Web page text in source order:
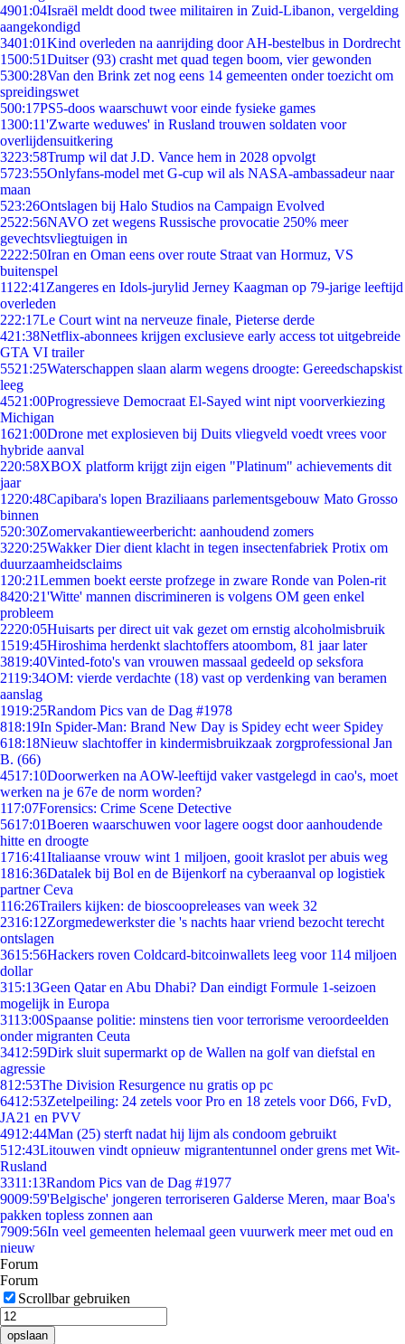
4901:04Israël meldt dood twee militairen in Zuid-Libanon, vergelding
aangekondigd
3401:01Kind overleden na aanrijding door AH-bestelbus in Dordrecht
1500:51Duitser (93) crasht met quad tegen boom, vier gewonden
5300:28Van den Brink zet nog eens 14 gemeenten onder toezicht om
spreidingswet
500:17PS5-doos waarschuwt voor einde fysieke games
1300:11'Zwarte weduwes' in Rusland trouwen soldaten voor
overlijdensuitkering
3223:58Trump wil dat J.D. Vance hem in 2028 opvolgt
5723:55Onlyfans-model met G-cup wil als NASA-ambassadeur naar
maan
523:26Ontslagen bij Halo Studios na Campaign Evolved
2522:56NAVO zet wegens Russische provocatie 250% meer
gevechtsvliegtuigen in
2222:50Iran en Oman eens over route Straat van Hormuz, VS
buitenspel
11 22:41 Zangeres en Idols-jurylid Jerney Kaagman op 79-jarige leeftijd
overleden
222:17Le Court wint na nerveuze finale, Pieterse derde
421:38Netflix-abonnees krijgen exclusieve early access tot uitgebreide
GTA VI trailer
5521:25Waterschappen slaan alarm wegens droogte: Gereedschapskist
leeg
4521:00Progressieve Democraat El-Sayed wint nipt voorverkiezing
Michigan
1621:00Drone met explosieven bij Duits vliegveld voedt vrees voor
hybride aanval
220:58XBOX platform krijgt zijn eigen "Platinum" achievements dit
jaar
1220:48Capibara's lopen Braziliaans parlementsgebouw Mato Grosso
binnen
520:30Zomervakantieweerbericht: aanhoudend zomers
3220:25Wakker Dier dient klacht in tegen insectenfabriek Protix om
duurzaamheidsclaims
1 20:21Lemmen boekt eerste profzege in zware Ronde van Polen-rit
8420:21'Witte' mannen discrimineren is volgens OM geen enkel
probleem
2220:05Huisarts per direct uit vak gezet om ernstig alcoholmisbruik
1519:45Hiroshima herdenkt slachtoffers atoombom, 81 jaar later
3819:40Vinted-foto's van vrouwen massaal gedeeld op seksfora
2119:34OM: vierde verdachte (18) vast op verdenking van beramen
aanslag
1919:25Random Pics van de Dag #1978
818:19In Spider-Man: Brand New Day is Spidey echt weer Spidey
618:18Nieuw slachtoffer in kindermisbruikzaak zorgprofessional Jan
B. (66)
4517:10Doorwerken na AOW-leeftijd vaker vastgelegd in cao's, moet
werken na je 67e de norm worden?
117:07Forensics: Crime Scene Detective
5617:01Boeren waarschuwen voor lagere oogst door aanhoudende
hitte en droogte
1716:41Italiaanse vrouw wint 1 miljoen, gooit kraslot per abuis weg
1816:36Datalek bij Bol en de Bijenkorf na cyberaanval op logistiek
partner Ceva
116:26Trailers kijken: de bioscoopreleases van week 32
2316:12Zorgmedewerkster die 's nachts haar vriend bezocht terecht
ontslagen
3615:56Hackers roven Coldcard-bitcoinwallets leeg voor 114 miljoen
dollar
315:13Geen Qatar en Abu Dhabi? Dan eindigt Formule 1-seizoen
mogelijk in Europa
3113:00Spaanse politie: minstens tien voor terrorisme veroordeelden
onder migranten Ceuta
3412:59Dirk sluit supermarkt op de Wallen na golf van diefstal en
agressie
812:53The Division Resurgence nu gratis op pc
6412:53Zetelpeiling: 24 zetels voor Pro en 18 zetels voor D66, FvD,
JA21 en PVV
4912:44Man (25) sterft nadat hij lijm als condoom gebruikt
512:43Litouwen vindt opnieuw migrantentunnel onder grens met Wit-
Rusland
3311:13Random Pics van de Dag #1977
9009:59'Belgische' jongeren terroriseren Galderse Meren, maar Boa's
pakken topless zonnen aan
7909:56In veel gemeenten helemaal geen vuurwerk meer met oud en
nieuw
Forum
Forum
Scrollbar gebruiken
opslaan